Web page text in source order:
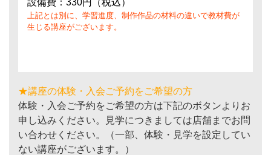
設備費：330円（税込）
上記とは別に、学習進度、制作作品の材料の違いで教材費が
生じる講座がございます。
★講座の体験・入会ご予約をご希望の方
体験・入会ご予約をご希望の方は下記のボタンよりお
申し込みください。見学につきましては店舗までお問
い合わせください。（一部、体験・見学を設定してい
ない講座がございます。）